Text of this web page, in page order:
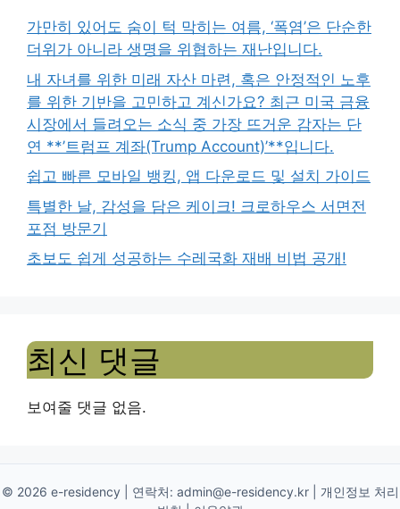
가만히 있어도 숨이 턱 막히는 여름, ‘폭염’은 단순한
더위가 아니라 생명을 위협하는 재난입니다.
내 자녀를 위한 미래 자산 마련, 혹은 안정적인 노후
를 위한 기반을 고민하고 계신가요? 최근 미국 금융
시장에서 들려오는 소식 중 가장 뜨거운 감자는 단
연 **’트럼프 계좌(Trump Account)’**입니다.
쉽고 빠른 모바일 뱅킹, 앱 다운로드 및 설치 가이드
특별한 날, 감성을 담은 케이크! 크로하우스 서면전
포점 방문기
초보도 쉽게 성공하는 수레국화 재배 비법 공개!
최신 댓글
보여줄 댓글 없음.
© 2026 e-residency | 연락처: admin@e-residency.kr| 개인정보 처리